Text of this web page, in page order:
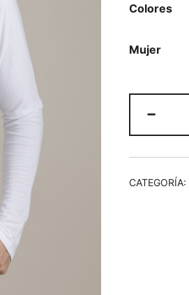
Colores
Mujer
-
CATEGORÍA: